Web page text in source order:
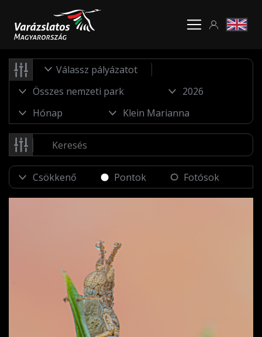
Válassz pályázatot
Pontok Fotósok